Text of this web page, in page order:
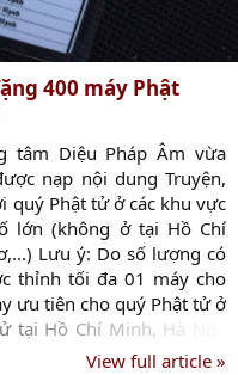
400 máy Phật
tâm Diệu Pháp Âm vừa
nạp nội dung Truyện,
quý Phật tử ở các khu vực
lớn (không ở tại Hồ Chí
Lưu ý: Do số lượng có
thỉnh tối đa 01 máy cho
ưu tiên cho quý Phật tử ở
tại Hồ Chí Minh, Hà Nội,
hỷ không đăng ký, để suất
View full article »